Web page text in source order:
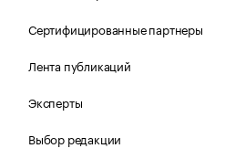
Сертифицированные партнеры
Лента публикаций
Эксперты
Выбор редакции